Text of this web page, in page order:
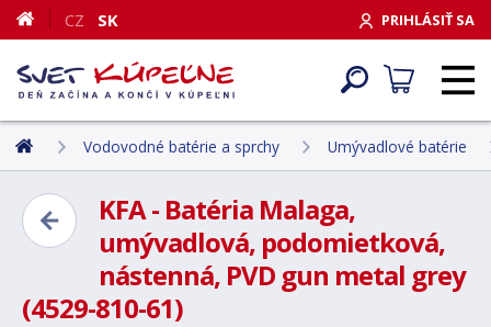
PRIHLÁSIŤ SA
CZ SK
Vodovodné batérie a sprchy Umývadlové batérie
KFA - Batéria Malaga,
umývadlová, podomietková,
nástenná, PVD gun metal grey
(4529-810-61)